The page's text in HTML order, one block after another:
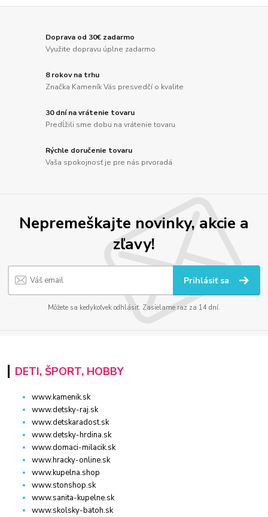
Doprava od 30€ zadarmo
Využite dopravu úplne zadarmo
8 rokov na trhu
Značka Kameník Vás presvedčí o kvalite
30 dní na vrátenie tovaru
Predĺžili sme dobu na vrátenie tovaru
Rýchle doručenie tovaru
Vaša spokojnosť je pre nás prvoradá
Nepremeškajte novinky, akcie a
zľavy!
Prihlásiť sa
Môžete sa kedykoľvek odhlásiť. Zasielame raz za 14 dní.
DETI, ŠPORT, HOBBY
www.kamenik.sk
www.detsky-raj.sk
www.detskaradost.sk
www.detsky-hrdina.sk
www.domaci-milacik.sk
www.hracky-online.sk
www.kupelna.shop
www.stonshop.sk
www.sanita-kupelne.sk
www.skolsky-batoh.sk